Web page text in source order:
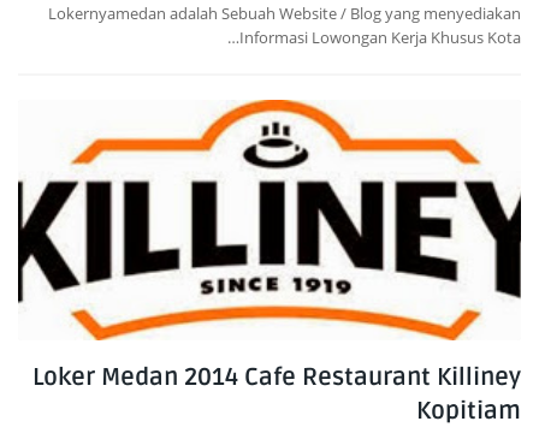
Lokernyamedan adalah Sebuah Website / Blog yang menyediakan
Informasi Lowongan Kerja Khusus Kota…
Loker Medan 2014 Cafe Restaurant Killiney
Kopitiam